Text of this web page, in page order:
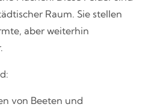
Raum. Sie stellen
aber weiterhin
von Beeten und